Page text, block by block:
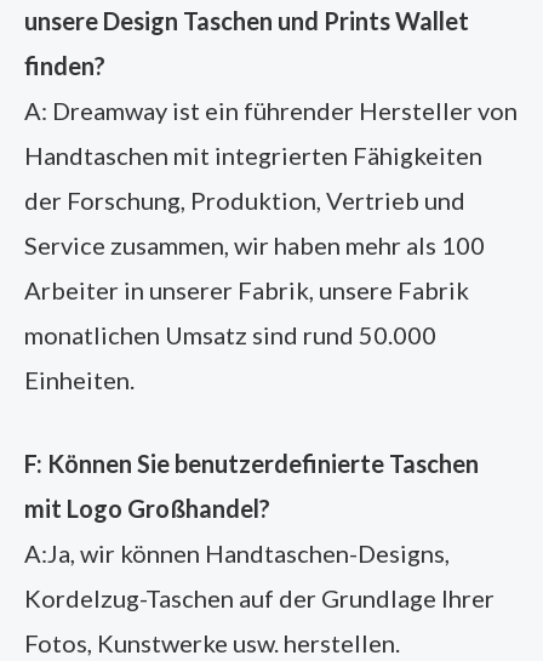
unsere Design Taschen und Prints Wallet
finden?
A: Dreamway ist ein führender Hersteller von
Handtaschen mit integrierten Fähigkeiten
der Forschung, Produktion, Vertrieb und
Service zusammen, wir haben mehr als 100
Arbeiter in unserer Fabrik, unsere Fabrik
monatlichen Umsatz sind rund 50.000
Einheiten.
F: Können Sie benutzerdefinierte Taschen
mit Logo Großhandel?
A:Ja, wir können Handtaschen-Designs,
Kordelzug-Taschen auf der Grundlage Ihrer
Fotos, Kunstwerke usw. herstellen.